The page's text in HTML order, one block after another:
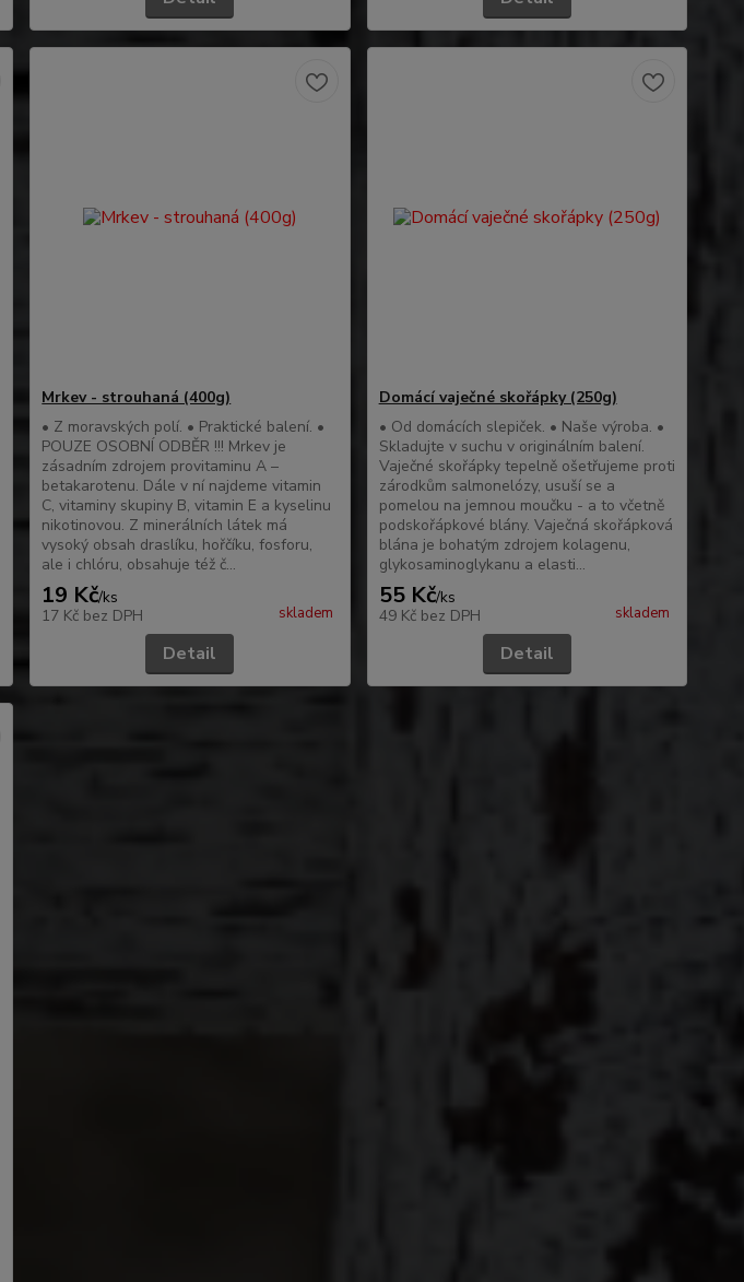
Mrkev - strouhaná (400g)
• Z moravských polí. • Praktické balení. •
POUZE OSOBNÍ ODBĚR !!! Mrkev je
zásadním zdrojem provitaminu A –
betakarotenu. Dále v ní najdeme vitamin
C, vitaminy skupiny B, vitamin E a kyselinu
nikotinovou. Z minerálních látek má
vysoký obsah draslíku, hořčíku, fosforu,
ale i chlóru, obsahuje též č...
19 Kč/ks
17 Kč bez DPH skladem
Detail
Domácí vaječné skořápky (250g)
• Od domácích slepiček. • Naše výroba. •
Skladujte v suchu v originálním balení.
Vaječné skořápky tepelně ošetřujeme proti
zárodkům salmonelózy, usuší se a
pomelou na jemnou moučku - a to včetně
podskořápkové blány. Vaječná skořápková
blána je bohatým zdrojem kolagenu,
glykosaminoglykanu a elasti...
55 Kč/ks
49 Kč bez DPH skladem
Detail